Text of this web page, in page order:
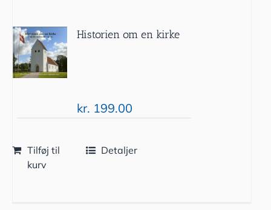
Historien om en kirke
kr. 199.00
Tilføj til
kurv
Detaljer